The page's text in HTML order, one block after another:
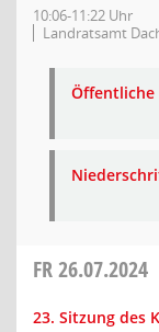
10:06-11:22 Uhr
Landratsamt
Öffentliche
FR26.07.2024
23. Sitzung des